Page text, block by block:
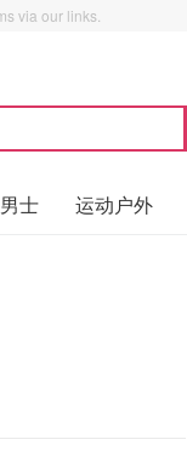
via our links.
男士 运动户外